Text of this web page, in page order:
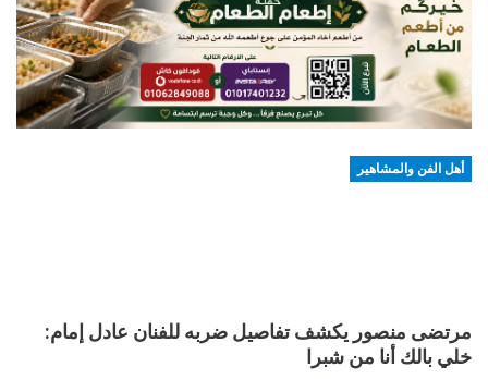
أهل الفن والمشاهير
مرتضى منصور يكشف تفاصيل ضربه للفنان عادل إمام:
خلي بالك أنا من شبرا